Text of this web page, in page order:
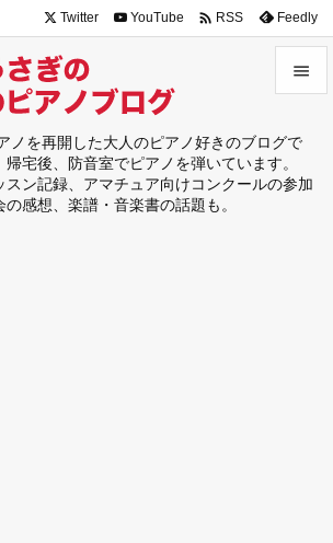
ノを再開した大人のピアノ好きのブログで
宅後、防音室でピアノを弾いています。
スン記録、アマチュア向けコンクールの参加
感想、楽譜・音楽書の話題も。

メニュ

サイド
Twitter YouTube  RSS Feedly